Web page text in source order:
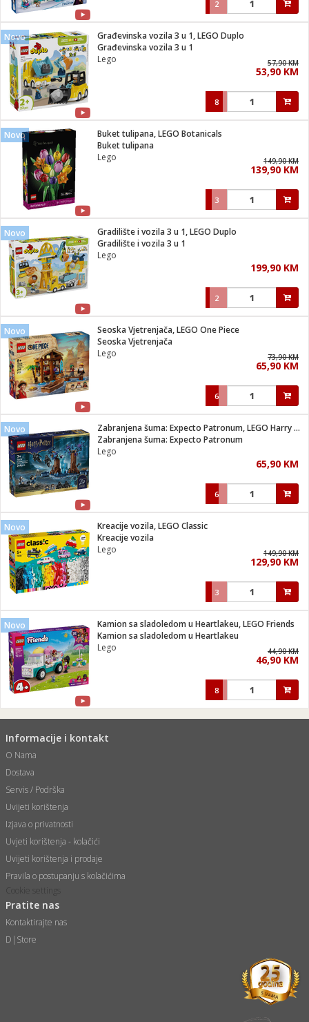
2
Novo
Građevinska vozila 3 u 1, LEGO Duplo
Građevinska vozila 3 u 1
Lego
57,90 KM
53,90 KM
8
Novo
Buket tulipana, LEGO Botanicals
Buket tulipana
Lego
149,90 KM
139,90 KM
3
Novo
Gradilište i vozila 3 u 1, LEGO Duplo
Gradilište i vozila 3 u 1
Lego
199,90 KM
2
Novo
Seoska Vjetrenjača, LEGO One Piece
Seoska Vjetrenjača
Lego
73,90 KM
65,90 KM
6
Novo
Zabranjena šuma: Expecto Patronum, LEGO Harry Potter
Zabranjena šuma: Expecto Patronum
Lego
65,90 KM
6
Novo
Kreacije vozila, LEGO Classic
Kreacije vozila
Lego
149,90 KM
129,90 KM
3
Novo
Kamion sa sladoledom u Heartlakeu, LEGO Friends
Kamion sa sladoledom u Heartlakeu
Lego
44,90 KM
46,90 KM
8
Informacije i kontakt
O Nama
Dostava
Servis / Podrška
Uvijeti korištenja
Izjava o privatnosti
Uvjeti korištenja - kolačići
Uvijeti korištenja i prodaje
Pravila o postupanju s kolačićima
Cookie settings
Pratite nas
Kontaktirajte nas
D|Store